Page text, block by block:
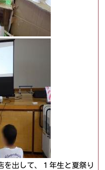
を出して、１年生と夏祭り